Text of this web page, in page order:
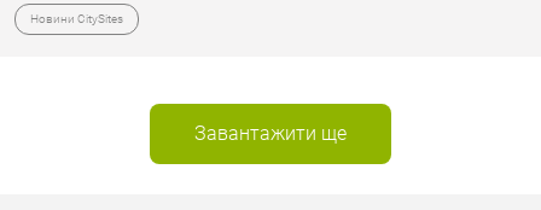
Новини CitySites
Завантажити ще